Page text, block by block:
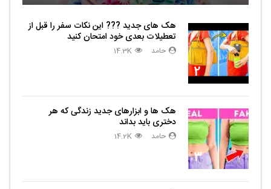
2
هک های جدید ??️? این نکات سفر را قبل از
تعطیلات بعدی خود امتحان کنید
حامد 14.3K
3
هک ها و ابزارهای جدید زندگی که هر
دختری باید بداند
حامد 14.2K